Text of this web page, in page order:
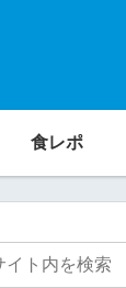
食レポ